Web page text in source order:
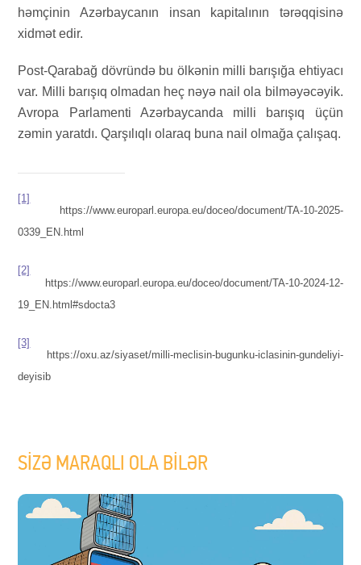
həmçinin Azərbaycanın insan kapitalının tərəqqisinə
xidmət edir.
Post-Qarabağ dövründə bu ölkənin milli barışığa ehtiyacı
var. Milli barışıq olmadan heç nəyə nail ola bilməyəcəyik.
Avropa Parlamenti Azərbaycanda milli barışıq üçün
zəmin yaratdı. Qarşılıqlı olaraq buna nail olmağa çalışaq.
[1]
https://www.europarl.europa.eu/doceo/document/TA-10-2025-
0339_EN.html
[2]
https://www.europarl.europa.eu/doceo/document/TA-10-2024-12-
19_EN.html#sdocta3
[3]
https://oxu.az/siyaset/milli-meclisin-bugunku-iclasinin-gundeliyi-
deyisib
SİZƏ MARAQLI OLA BİLƏR